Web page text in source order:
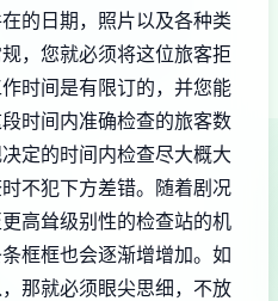
的日期，照片以及各种类
，您就必须将这位旅客拒
时间是有限订的，并您能
时间内准确检查的旅客数
定的时间内检查尽大概大
不犯下方差错。随着剧况
高耸级别性的检查站的机
框框也会逐渐增增加。如
那就必须眼尖思细，不放